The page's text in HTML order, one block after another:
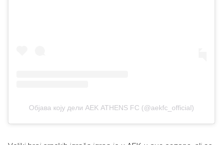
Објава коју дели ΑΕΚ ATHENS FC (@aekfc_official)